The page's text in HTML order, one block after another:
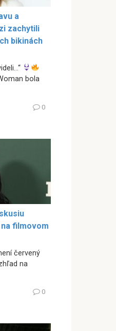
a
zachytili
bikinách
bola
0
filmovom
červený
na
0